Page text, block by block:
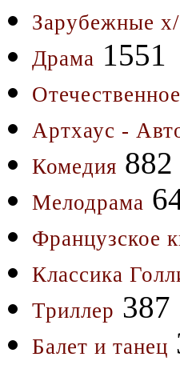
Зарубежные
Драма 1551
Артхаус -
Комедия 882
Мелодрама
Французское
Классика
Триллер 387
Балет и танец